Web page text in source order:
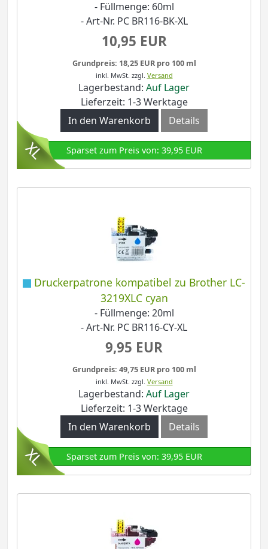
- Füllmenge: 60ml
- Art-Nr. PC BR116-BK-XL
10,95 EUR
Grundpreis: 18,25 EUR pro 100 ml
inkl. MwSt. zzgl. Versand
Lagerbestand: Auf Lager
Lieferzeit: 1-3 Werktage
In den Warenkorb
Details
Sparset zum Preis von: 39,95 EUR
Druckerpatrone kompatibel zu Brother LC-
3219XLC cyan
- Füllmenge: 20ml
- Art-Nr. PC BR116-CY-XL
9,95 EUR
Grundpreis: 49,75 EUR pro 100 ml
inkl. MwSt. zzgl. Versand
Lagerbestand: Auf Lager
Lieferzeit: 1-3 Werktage
In den Warenkorb
Details
Sparset zum Preis von: 39,95 EUR